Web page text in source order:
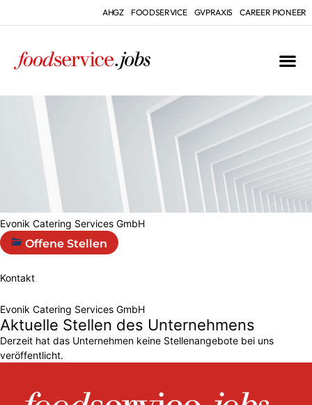
AHGZ FOODSERVICE GVPRAXIS CAREER PIONEER
Evonik Catering Services GmbH
Offene Stellen
Kontakt
Evonik Catering Services GmbH
Aktuelle Stellen des Unternehmens
Derzeit hat das Unternehmen keine Stellenangebote bei uns
veröffentlicht.